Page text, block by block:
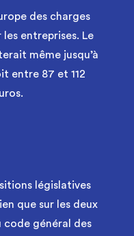
des charges
entreprises. Le
même jusqu’à
entre 87 et 112
législatives
que sur les deux
code général des